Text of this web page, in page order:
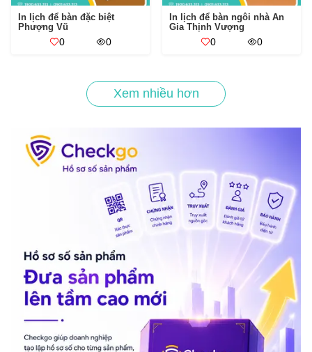
In lịch để bàn đặc biệt
Phượng Vũ
0 0
In lịch để bàn ngôi nhà An
Gia Thịnh Vượng
0 0
Xem nhiều hơn